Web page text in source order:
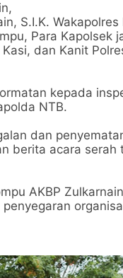
S.I.K.
Para Kapolsek
dan Kanit
kepada
NTB.
dan
berita acara
AKBP